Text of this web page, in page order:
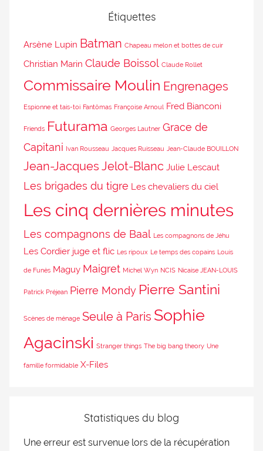
Étiquettes
Arsène Lupin Batman Chapeau melon et bottes de cuir
Christian Marin Claude Boissol Claude Rollet
Commissaire Moulin Engrenages
Espionne et tais-toi Fantômas Françoise Arnoul Fred Bianconi
Friends Futurama Georges Lautner Grace de
Capitani Ivan Rousseau Jacques Ruisseau Jean-Claude BOUILLON
Jean-Jacques Jelot-Blanc Julie Lescaut
Les brigades du tigre Les chevaliers du ciel
Les cinq dernières minutes
Les compagnons de Baal Les compagnons de Jéhu
Les Cordier juge et flic Les ripoux Le temps des copains Louis
de Funès Maguy Maigret Michel Wyn NCIS Nicaise JEAN-LOUIS
Patrick Préjean Pierre Mondy Pierre Santini
Scènes de ménage Seule à Paris Sophie
Agacinski Stranger things The big bang theory Une
famille formidable X-Files
Statistiques du blog
Une erreur est survenue lors de la récupération